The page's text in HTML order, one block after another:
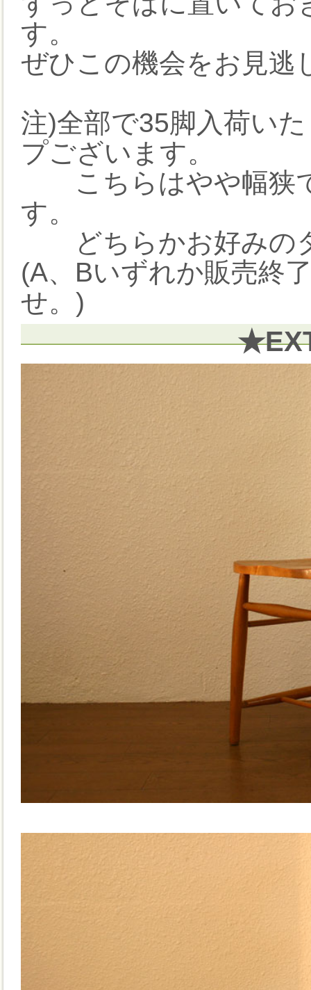
す。
ぜひこの機会をお見逃
注)全部で35脚入荷い
プございます。
こちらはやや幅狭
す。
どちらかお好みの
(A、Bいずれか販売終
せ。)